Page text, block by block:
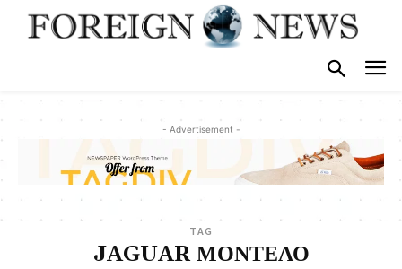
- Advertisement -
TAG
JAGUAR ΜΟΝΤΕΛΟ